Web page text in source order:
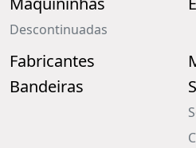
Descontinuadas
Fabricantes
Bandeiras